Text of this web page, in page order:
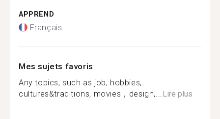
APPREND
Français
Mes sujets favoris
Any topics, such as job, hobbies,
cultures&traditions, movies，design,... Lire plus